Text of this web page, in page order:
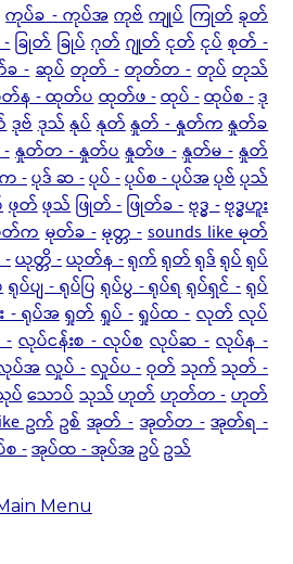
ကုပ်ခ - ကုပ်အ ကုဗ် ကျုပ် ကြုတ် ခုတ်
ခြုတ် ခြုပ် ဂုတ် ဂျုတ် ငုတ် ငုပ် စုတ် -
- ဆုပ် တုတ် - တုတ်တ - တုပ် တုသ်
န - ထုတ်ပထုတ်ဖ -ထုပ် -ထုပ်စ -ဒု
ဒုဗ်ဒုသ်နုပ်နုတ်နှုတ် - နှုတ်ကနှုတ်ခ
နှုတ်တ - နှုတ်ပ နှုတ်ဖ - နှုတ်မ - နှုတ်
-ပုဒ် ဆ -ပုပ် -ပုပ်စ - ပုပ်အပုဗ်ပုသ်
ဖုတ်ဖုသ်ဖြုတ် -ဖြုတ်ခ -ဗုဒ္ဓ -ဗုဒ္ဓဟူး
တ်က မုတ်ခ - မုတ္တ - sounds like မုတ်
ယုတ္တိ -ယုတ်န -ရုက်ရုတ်ရုဒ်ရုပ်ရုပ်
ရုပ်ပျ - ရုပ်ပြ ရုပ်ပွ - ရုပ်ရရုပ်ရှင် -ရုပ်
- ရုပ်အ ရှုတ် ရှုပ် - ရှုပ်ထ - လုတ် လုပ်
- လုပ်ငန်းစ - လုပ်စ လုပ်ဆ - လုပ်န -
ပ်အလှုပ် -လှုပ်ပ -ဝုတ်သုက်သုတ် -
ပ်သောပ်သုသ်ဟုတ်ဟုတ်တ -ဟုတ်
ဥက် ဥစ် အုတ် - အုတ်တ - အုတ်ရ -
-အုပ်ထ - အုပ်အဥပ်ဥသ်
Menu